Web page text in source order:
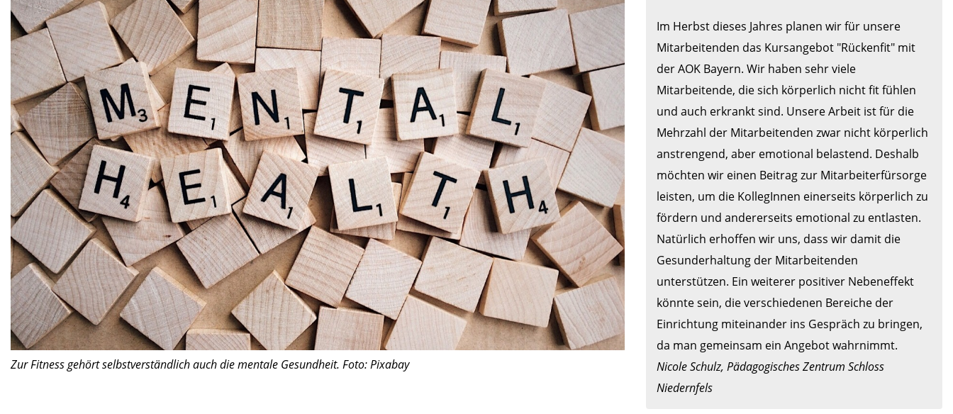
Zur Fitness gehört selbstverständlich auch die mentale Gesundheit. Foto: Pixabay
Im Herbst dieses Jahres planen wir für unsere
Mitarbeitenden das Kursangebot "Rückenfit" mit
der AOK Bayern. Wir haben sehr viele
Mitarbeitende, die sich körperlich nicht fit fühlen
und auch erkrankt sind. Unsere Arbeit ist für die
Mehrzahl der Mitarbeitenden zwar nicht körperlich
anstrengend, aber emotional belastend. Deshalb
möchten wir einen Beitrag zur Mitarbeiterfürsorge
leisten, um die KollegInnen einerseits körperlich zu
fördern und andererseits emotional zu entlasten.
Natürlich erhoffen wir uns, dass wir damit die
Gesunderhaltung der Mitarbeitenden
unterstützen. Ein weiterer positiver Nebeneffekt
könnte sein, die verschiedenen Bereiche der
Einrichtung miteinander ins Gespräch zu bringen,
Nicole Schulz, Pädagogisches Zentrum Schloss
Niedernfels